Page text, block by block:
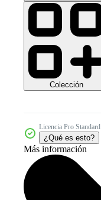
Colección
Licencia Pro Standard
¿Qué es esto?
Más información